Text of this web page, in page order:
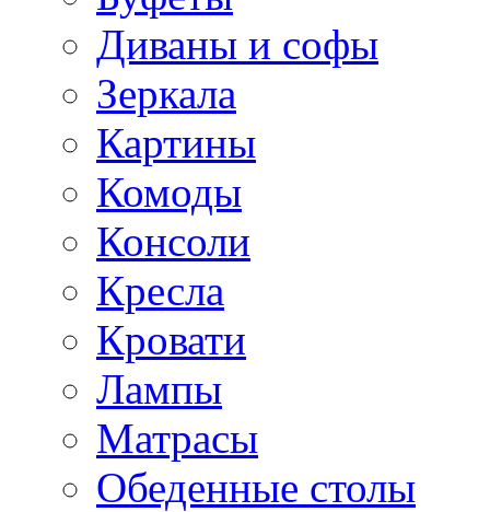
Диваны и софы
Зеркала
Картины
Комоды
Консоли
Кресла
Кровати
Лампы
Матрасы
Обеденные столы